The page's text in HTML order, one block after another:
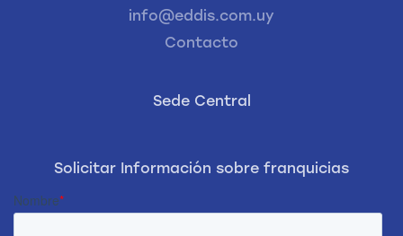
info@eddis.com.uy
Contacto
Sede Central
Solicitar Información sobre franquicias